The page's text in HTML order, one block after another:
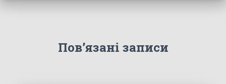
Пов’язані записи